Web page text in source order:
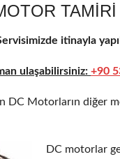
TAMIRI
itinayla
ulaşabilirsiniz: +90
DC Motorların diğer
DC motorlar